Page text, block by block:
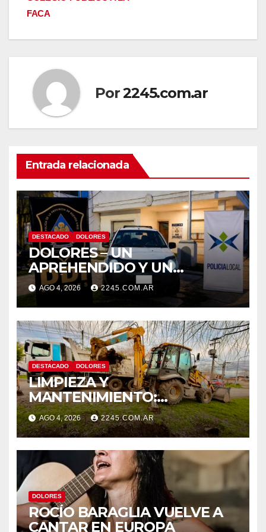
FACA
Por2245.com.ar
Entrada relacionada
DESTACADO DOLORES
DOLORES – UN
APREHENDIDO Y UN
VEHÍCULO SECUESTRADO
TRAS DISPAROS Y AMENAZAS
AGO 4, 2026 2245.COM.AR
DESTACADO DOLORES
LIMPIEZA Y
MANTENIMIENTO:
CONTINÚAN LOS TRABAJOS
DE ZANJEO EN DISTINTOS
SECTORES DE LA CIUDAD
AGO 4, 2026 2245.COM.AR
DOLORES
ROCÍO BARAGLIA VUELVE A
CANTAR EN EUROPA